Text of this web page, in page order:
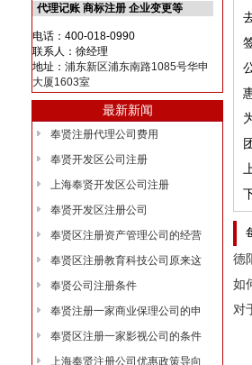
代理记账 商标注册 企业变更等
电话：400-018-0990
联系人：徐经理
地址： 浦东新区浦东南路1085号华申
大厦1603室
最新新闻
奉贤注册代理公司费用
奉贤开发区公司注册
上海奉贤开发区公司注册
奉贤开发区注册公司
奉贤区注册资产管理公司的经营
奉贤区注册教育科技公司原来这
奉贤公司注册条件
奉贤注册一家商业保理公司的申
奉贤区注册一家影视公司的条件
上海奉贤注册公司优惠政策导向
如